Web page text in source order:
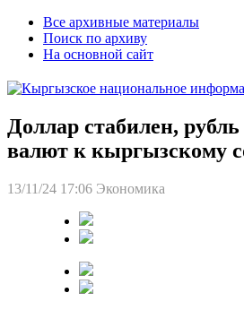
Все архивные материалы
Поиск по архиву
На основной сайт
Доллар стабилен,
валют к кыргызскому
13/11/24 17:06 Экономика